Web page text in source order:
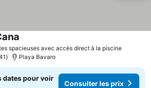
spacieuses avec accès direct à la piscine
Playa Bavaro
dates pour voir
Consulter les prix